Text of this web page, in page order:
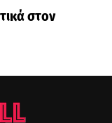
στον